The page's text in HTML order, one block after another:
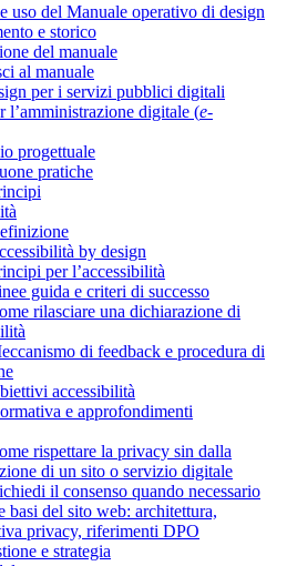
uso del Manuale operativo di design
e storico
del manuale
al manuale
per i servizi pubblici digitali
l’amministrazione digitale (e-
progettuale
pratiche
by design
per l’accessibilità
guida e criteri di successo
rilasciare una dichiarazione di
di feedback e procedura di
accessibilità
e approfondimenti
rispettare la privacy sin dalla
di un sito o servizio digitale
il consenso quando necessario
basi del sito web: architettura,
privacy, riferimenti DPO
e strategia